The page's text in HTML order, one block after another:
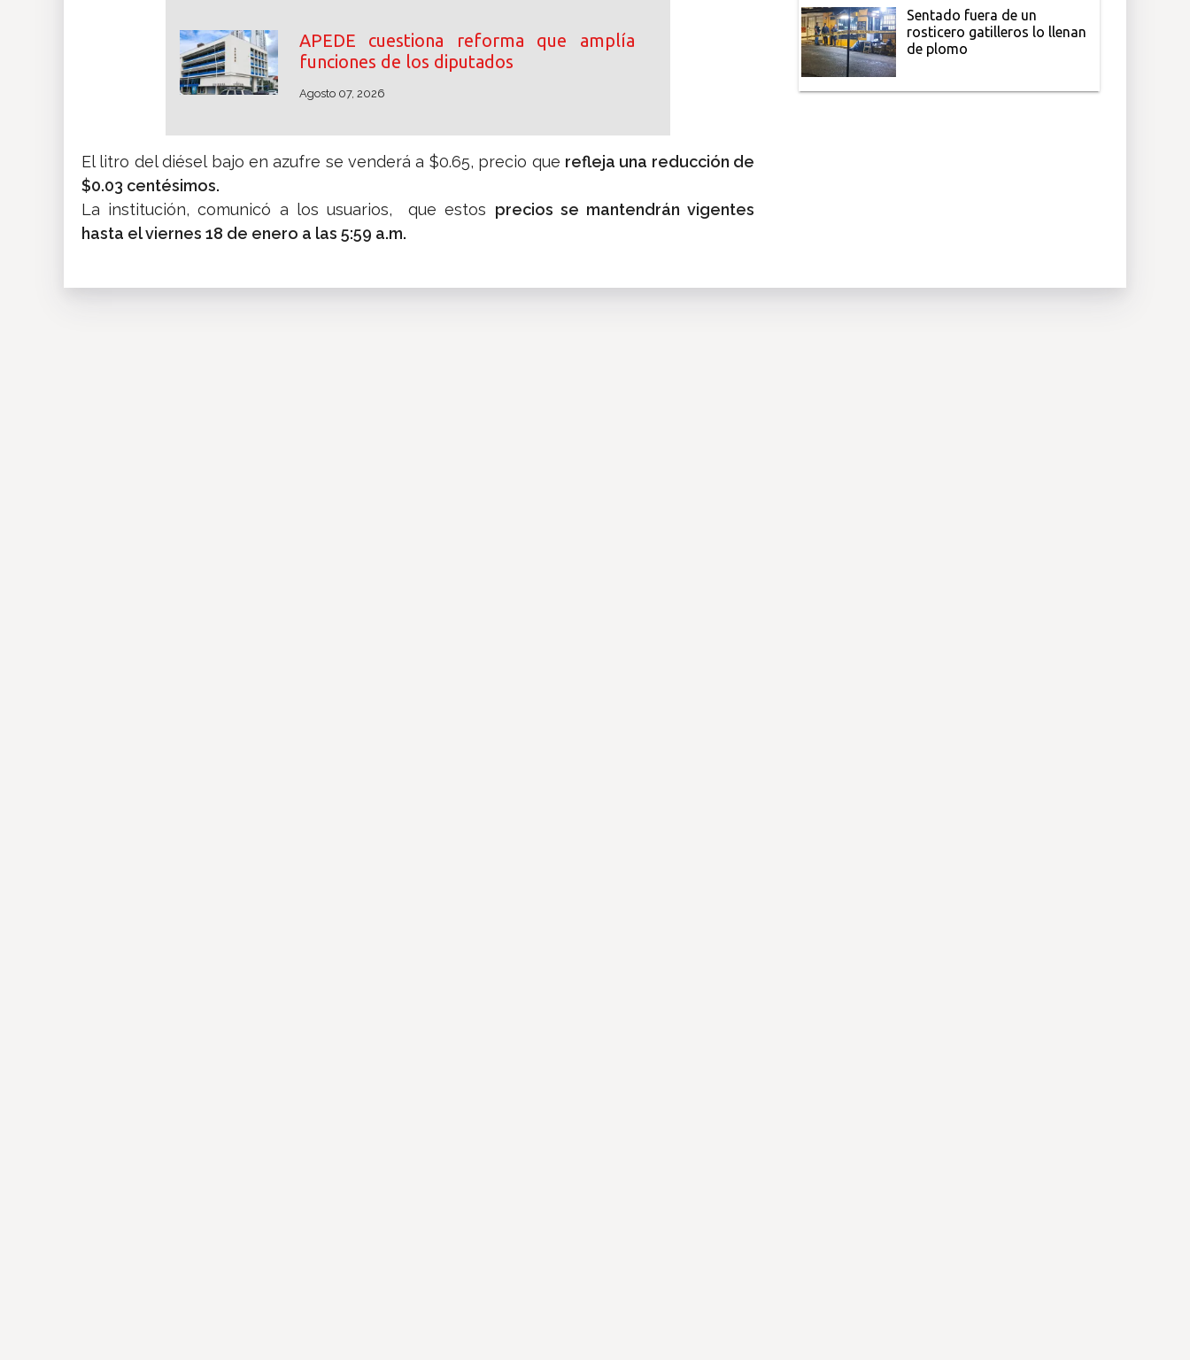
APEDE cuestiona reforma que amplía
funciones de los diputados
Agosto 07, 2026
El litro del diésel bajo en azufre se venderá a $0.65, precio que refleja una reducción de
$0.03 centésimos.
La institución, comunicó a los usuarios, que estos precios se mantendrán vigentes
hasta el viernes 18 de enero a las 5:59 a.m.
Sentado fuera de un
rosticero gatilleros lo llenan
de plomo